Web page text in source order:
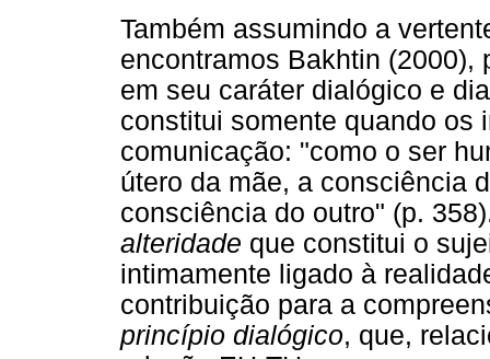
Também assumindo a
encontramos Bakhtin (2000),
em seu caráter dialógico e
constitui somente quando os
comunicação: "como o ser
útero da mãe, a consciência
consciência do outro" (p.
alteridade que constitui o
intimamente ligado à
contribuição para a
princípio dialógico, que,